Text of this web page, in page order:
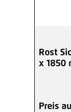
Rost
x 1850
Preis